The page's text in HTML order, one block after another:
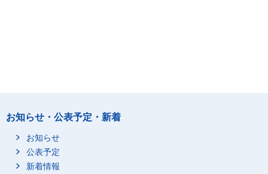
お知らせ・公表予定・新着
お知らせ
公表予定
新着情報